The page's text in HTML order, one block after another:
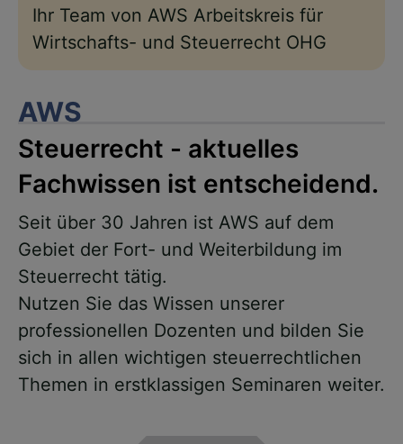
Ihr Team von AWS Arbeitskreis für
Wirtschafts- und Steuerrecht OHG
AWS
Steuerrecht - aktuelles
Fachwissen ist entscheidend.
Seit über 30 Jahren ist AWS auf dem
Gebiet der Fort- und Weiterbildung im
Steuerrecht tätig.
Nutzen Sie das Wissen unserer
professionellen Dozenten und bilden Sie
sich in allen wichtigen steuerrechtlichen
Themen in erstklassigen Seminaren weiter.